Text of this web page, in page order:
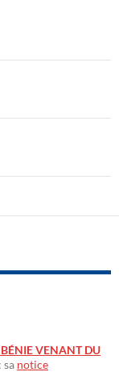
VENANT DU
sa notice